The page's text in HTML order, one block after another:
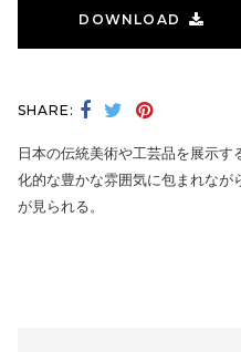
DOWNLOAD
SHARE:
日本の伝統美術や工芸品を展示
化的な豊かな雰囲気に包まれな
が見られる。